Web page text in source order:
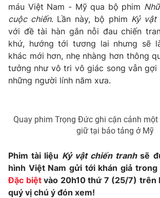
Video Shorts
VTV Money VTV Thể
VTV Sức khoẻ Bất động
Vươn mình
VTV9 VTV8
Liên hệ tòa soạn English
máu Việt Nam - Mỹ qua bộ phim
cuộc chiến. Lần này, bộ phim Kỷ vật
với đề tài hàn gắn nỗi đau chiến
khứ, hướng tới tương lai nhưng sẽ
khác mới hơn, nhẹ nhàng hơn thông
tưởng như vô tri vô giác song vẫn gợi
những người lính năm xưa.
Quay phim Trọng Đức ghi cận cảnh
giữ tại bảo tảng ở Mỹ
Phim tài liệu Kỷ vật chiến tranhsẽ
hình Việt Nam gửi tới khán giả trong
Đặc biệtvào 20h10 thứ 7 (25/7) trên
quý vị chú ý đón xem!